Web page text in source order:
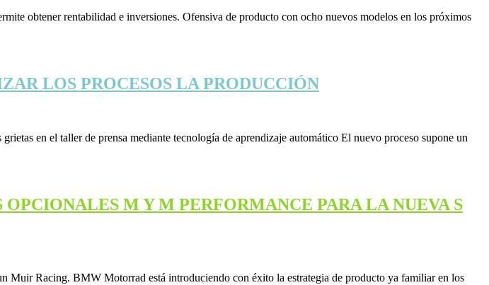
obtener rentabilidad e inversiones. Ofensiva de producto con ocho nuevos modelos en los próximos
LOS PROCESOS LA PRODUCCIÓN
en el taller de prensa mediante tecnología de aprendizaje automático El nuevo proceso supone un
M Y M PERFORMANCE PARA LA NUEVA S
Racing. BMW Motorrad está introduciendo con éxito la estrategia de producto ya familiar en los